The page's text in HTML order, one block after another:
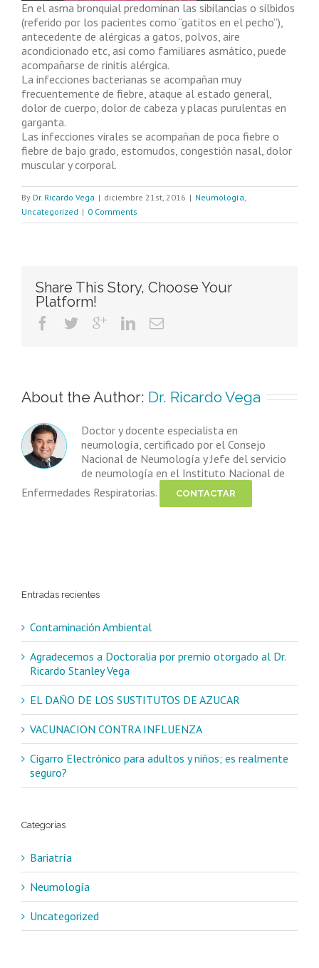
En el asma bronquial predominan las sibilancias o silbidos
(referido por los pacientes como “gatitos en el pecho”),
antecedente de alérgicas a gatos, polvos, aire
acondicionado etc, asi como familiares asmático, puede
acompañarse de rinitis alérgica.
La infecciones bacterianas se acompañan muy
frecuentemente de fiebre, ataque al estado general,
dolor de cuerpo, dolor de cabeza y placas purulentas en
garganta.
Las infecciones virales se acompañan de poca fiebre o
fiebre de bajo grado, estornudos, congestión nasal, dolor
muscular y corporal.
By Dr. Ricardo Vega | diciembre 21st, 2016 | Neumología,
Uncategorized | 0 Comments
Share This Story, Choose Your
Platform!
About the Author: Dr. Ricardo Vega
Doctor y docente especialista en
neumología, certificado por el Consejo
Nacional de Neumología y Jefe del servicio
de neumología en el Instituto Nacional de
Enfermedades Respiratorias.
CONTACTAR
Entradas recientes
Contaminación Ambiental
Agradecemos a Doctoralia por premio otorgado al Dr.
Ricardo Stanley Vega
EL DAÑO DE LOS SUSTITUTOS DE AZUCAR
VACUNACION CONTRA INFLUENZA
Cigarro Electrónico para adultos y niños; es realmente
seguro?
Categorías
Bariatría
Neumología
Uncategorized